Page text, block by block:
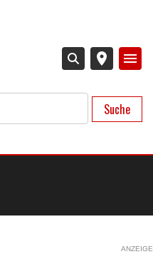
ANZEIGE